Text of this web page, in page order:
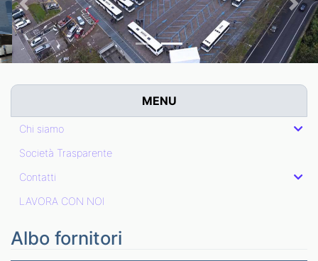
Previous Next
MENU
Chi siamo
Società Trasparente
Contatti
LAVORA CON NOI
Albo fornitori